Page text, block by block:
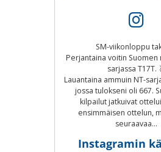
SM-viikonloppu
Perjantaina voitin
sarjassa T17T.
Lauantaina ammuin NT-
jossa tulokseni oli 667.
kilpailut jatkuivat
ensimmäisen ottelun,
seuraavaa...
Instagramin